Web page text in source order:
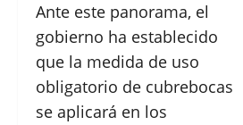
Ante este panorama, el
gobierno ha establecido
que la medida de uso
obligatorio de cubrebocas
se aplicará en los